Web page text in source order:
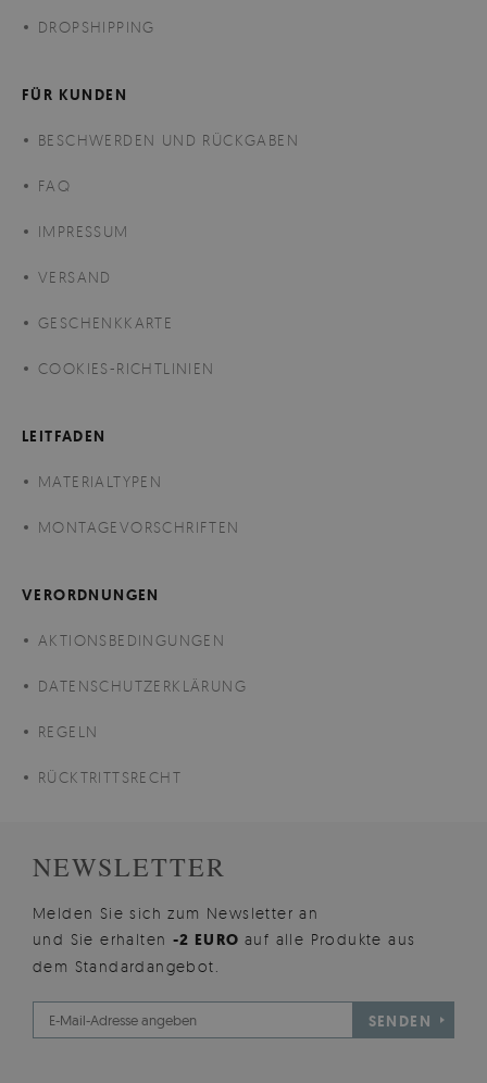
DROPSHIPPING
FÜR KUNDEN
BESCHWERDEN UND RÜCKGABEN
FAQ
IMPRESSUM
VERSAND
GESCHENKKARTE
COOKIES-RICHTLINIEN
LEITFADEN
MATERIALTYPEN
MONTAGEVORSCHRIFTEN
VERORDNUNGEN
AKTIONSBEDINGUNGEN
DATENSCHUTZERKLÄRUNG
REGELN
RÜCKTRITTSRECHT
NEWSLETTER
Melden Sie sich zum Newsletter an
und Sie erhalten -2 EUROauf alle Produkte aus
dem Standardangebot.
SENDEN